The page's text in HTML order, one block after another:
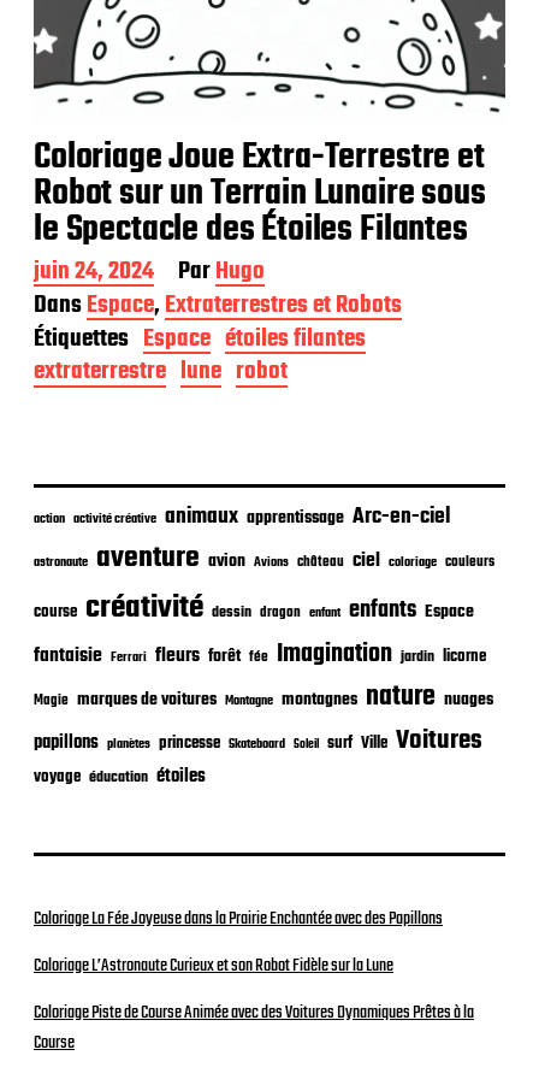
Coloriage Joue Extra-Terrestre et
Robot sur un Terrain Lunaire sous
le Spectacle des Étoiles Filantes
D
a
t
e
d
e
l
i
a
i
n
juin 24, 2024 ParHugo
DansEspace,Extraterrestres et Robots
Étiquettes Espace étoiles filantes
extraterrestre lune robot
action activité créative animaux apprentissage Arc-en-ciel
astronaute aventure avion Avions château ciel coloriage couleurs
course créativité dessin dragon enfant enfants Espace
fantaisie Ferrari fleurs forêt fée Imagination jardin licorne
Magie marques de voitures Montagne montagnes nature nuages
papillons planètes princesse Skateboard Soleil surf Ville Voitures
voyage éducation étoiles
Coloriage La Fée Joyeuse dans la Prairie Enchantée avec des Papillons
Coloriage L’Astronaute Curieux et son Robot Fidèle sur la Lune
Coloriage Piste de Course Animée avec des Voitures Dynamiques Prêtes à la
Course